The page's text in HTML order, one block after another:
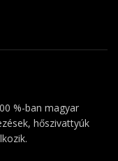
%-ban magyar
hőszivattyúk